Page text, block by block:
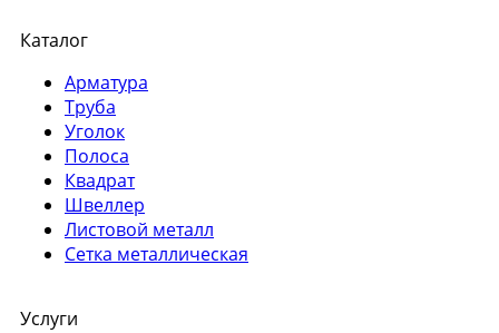
Каталог
Арматура
Труба
Уголок
Полоса
Квадрат
Швеллер
Листовой металл
Сетка металлическая
Услуги